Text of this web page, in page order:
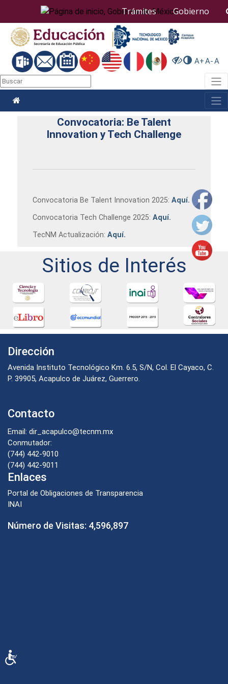
sitio
web
incluye
sistema
accesibilidad.
Trámites Gobierno
A+A-A
Convocatoria: Be Talent
Innovation y Tech Challenge
Convocatoria Be Talent Innovation 2025: Aquí.
Convocatoria Tech Challenge 2025: Aquí.
TecNM Actualización: Aquí.
Sitios de Interés
Dirección
Avenida Instituto Tecnológico Km. 6.5, S/N, Col. El Cayaco, C.
P. 39905, Acapulco de Juárez, Guerrero.
Contacto
Email: dir_acapulco@tecnm.mx
Conmutador:
(744) 442-9010
(744) 442-9011
Enlaces
Portal de Obligaciones de Transparencia
INAI
Número de Visitas: 4,596,897